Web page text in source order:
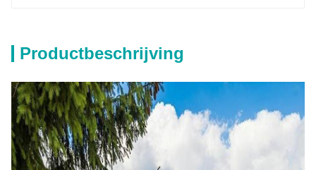
Productbeschrijving